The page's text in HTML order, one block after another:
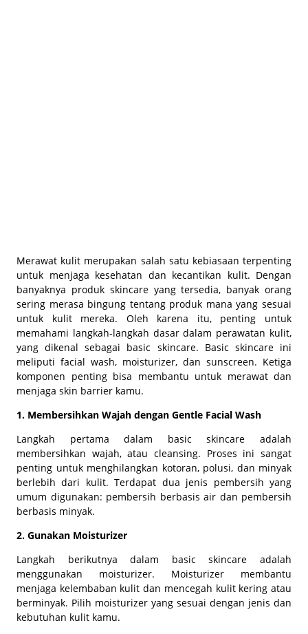
Merawat kulit merupakan salah satu kebiasaan terpenting
untuk menjaga kesehatan dan kecantikan kulit. Dengan
banyaknya produk skincare yang tersedia, banyak orang
sering merasa bingung tentang produk mana yang sesuai
untuk kulit mereka. Oleh karena itu, penting untuk
memahami langkah-langkah dasar dalam perawatan kulit,
yang dikenal sebagai basic skincare. Basic skincare ini
meliputi facial wash, moisturizer, dan sunscreen. Ketiga
komponen penting bisa membantu untuk merawat dan
menjaga skin barrier kamu.
1. Membersihkan Wajah dengan Gentle Facial Wash
Langkah pertama dalam basic skincare adalah
membersihkan wajah, atau cleansing. Proses ini sangat
penting untuk menghilangkan kotoran, polusi, dan minyak
berlebih dari kulit. Terdapat dua jenis pembersih yang
umum digunakan: pembersih berbasis air dan pembersih
berbasis minyak.
2. Gunakan Moisturizer
Langkah berikutnya dalam basic skincare adalah
menggunakan moisturizer. Moisturizer membantu
menjaga kelembaban kulit dan mencegah kulit kering atau
berminyak. Pilih moisturizer yang sesuai dengan jenis dan
kebutuhan kulit kamu.